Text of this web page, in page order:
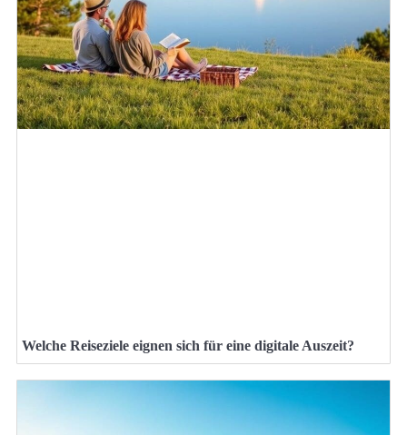
Welche Reiseziele eignen sich für eine digitale Auszeit?